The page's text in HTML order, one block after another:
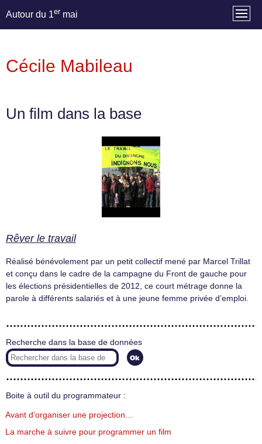
Autour du 1er mai
Cécile Mabileau
Un film dans la base
Rêver le travail
Réalisé bénévolement par un petit collectif mené par Marcel Trillat
et conçu dans le cadre de la campagne du Front de gauche pour
les élections présidentielles de 2012, ce court métrage donne la
parole à différents salariés et à une jeune femme privée d’emploi.
Recherche dans la base de données
Boite à outil du programmateur :
Avant d’organiser une projection…
La marche à suivre pour programmer un film